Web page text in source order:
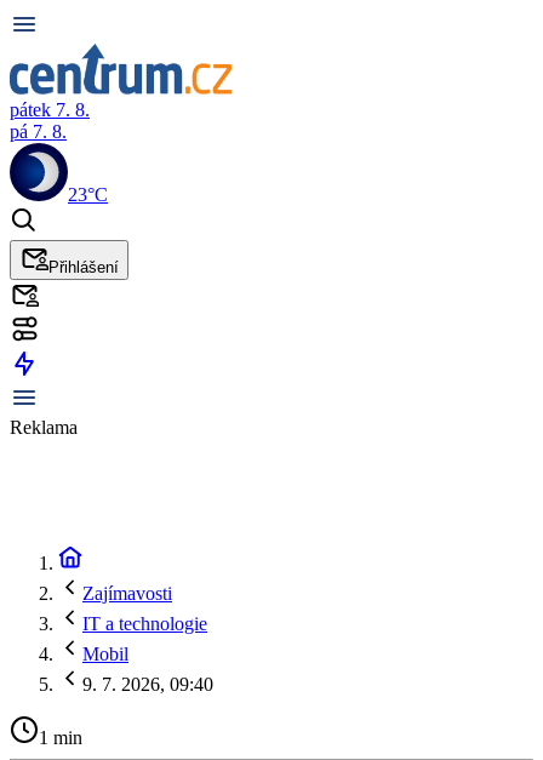
pátek 7. 8.
pá 7. 8.
23°C
Přihlášení
Reklama
Zajímavosti
IT a technologie
Mobil
9. 7. 2026, 09:40
1 min